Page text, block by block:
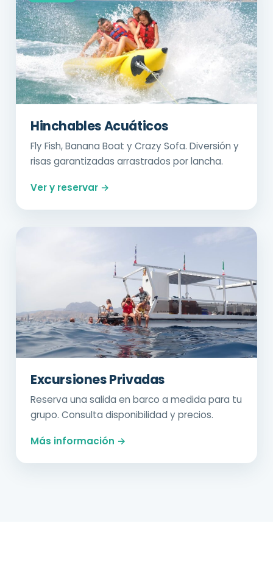
Hinchables Acuáticos
Fly Fish, Banana Boat y Crazy Sofa. Diversión y
risas garantizadas arrastrados por lancha.
Ver y reservar →
Excursiones Privadas
Reserva una salida en barco a medida para tu
grupo. Consulta disponibilidad y precios.
Más información →